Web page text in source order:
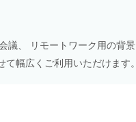
、 リモートワーク用の背景
幅広くご利用いただけます。